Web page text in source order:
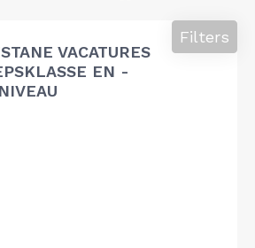
VACATURES
EN -
Filters